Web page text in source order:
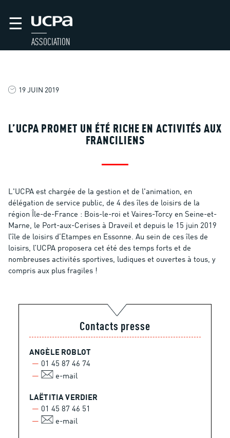
☰
ASSOCIATION
19 JUIN 2019
L’UCPA PROMET UN ÉTÉ RICHE EN ACTIVITÉS AUX
FRANCILIENS
L'UCPA est chargée de la gestion et de l'animation, en
délégation de service public, de 4 des îles de loisirs de la
région Île-de-France : Bois-le-roi et Vaires-Torcy en Seine-et-
Marne, le Port-aux-Cerises à Draveil et depuis le 15 juin 2019
l’île de loisirs d’Etampes en Essonne. Au sein de ces îles de
loisirs, l’UCPA proposera cet été des temps forts et de
nombreuses activités sportives, ludiques et ouvertes à tous, y
compris aux plus fragiles !
Contacts presse
ANGÈLE ROBLOT
01 45 87 46 74
e-mail
LAËTITIA VERDIER
01 45 87 46 51
e-mail